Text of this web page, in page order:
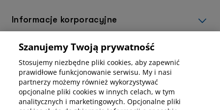
Informacje korporacyjne
Kup abonamenty online
Kup online
Szanujemy Twoją prywatność
Stosujemy niezbędne pliki cookies, aby zapewnić
prawidłowe funkcjonowanie serwisu. My i nasi
partnerzy możemy również wykorzystywać
opcjonalne pliki cookies w innych celach, w tym
analitycznych i marketingowych. Opcjonalne pliki